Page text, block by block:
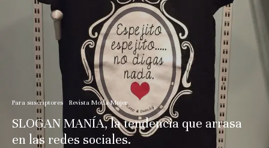
Para suscriptores Revista Moda Mujer
SLOGAN MANÍA, la tendencia que arrasa
en las redes sociales.